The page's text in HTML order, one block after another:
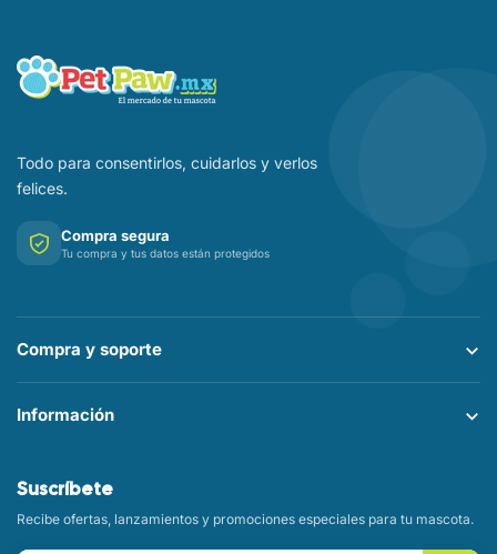
Todo para consentirlos, cuidarlos y verlos
felices.
Compra segura
Tu compra y tus datos están protegidos
Compra y soporte
Información
Suscríbete
Recibe ofertas, lanzamientos y promociones especiales para tu mascota.